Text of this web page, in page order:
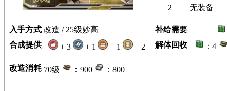
2 无装备
入手方式 改造 / 25级妙高 补给需要
合成提供
+ 3 + 1 + 1 + 2 解体回收 ：4
改造消耗 70级 ：900 ：800